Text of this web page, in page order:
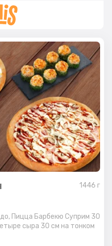
1446 г
Пицца Барбекю Суприм 30
сыра 30 см на тонком